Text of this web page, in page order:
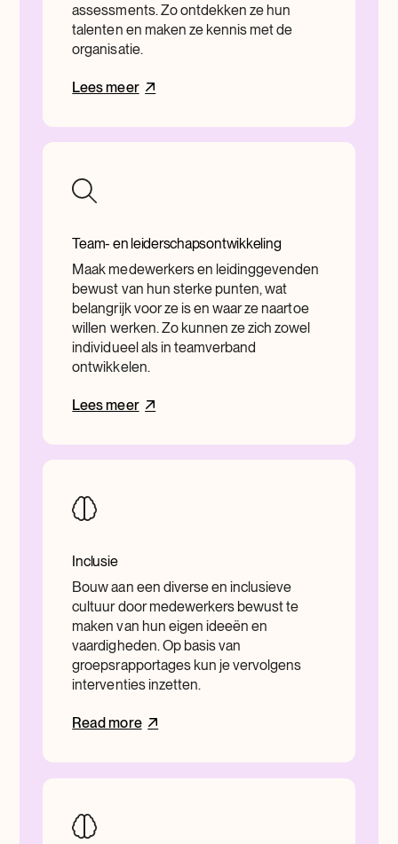
assessments. Zo ontdekken ze hun
talenten en maken ze kennis met de
organisatie.
Lees meer
Team- en leiderschapsontwikkeling
Maak medewerkers en leidinggevenden
bewust van hun sterke punten, wat
belangrijk voor ze is en waar ze naartoe
willen werken. Zo kunnen ze zich zowel
individueel als in teamverband
ontwikkelen.
Lees meer
Inclusie
Bouw aan een diverse en inclusieve
cultuur door medewerkers bewust te
maken van hun eigen ideeën en
vaardigheden. Op basis van
groepsrapportages kun je vervolgens
interventies inzetten.
Read more